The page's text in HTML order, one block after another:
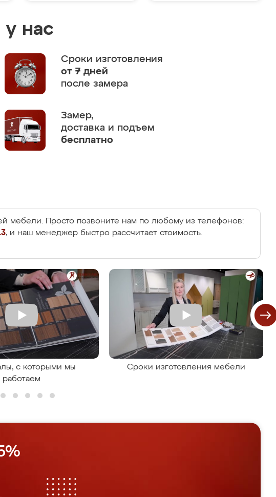
у нас
Сроки изготовления
от 7 дней
после замера
Замер,
доставка и подъем
бесплатно
мебели. Просто позвоните нам по любому из телефонов:
, и наш менеджер быстро рассчитает стоимость.
с которыми мы
работаем
Сроки изготовления мебели